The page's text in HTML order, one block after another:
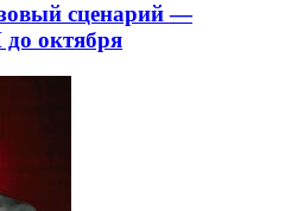
сценарий —
октября